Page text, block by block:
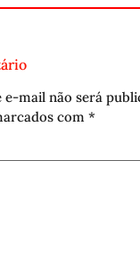
e-mail não será
com *